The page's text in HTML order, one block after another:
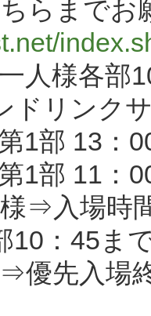
らまでお
人様各部
ドリンク
1部 13：
1部 11：
⇒入場時
10：45ま
優先入場